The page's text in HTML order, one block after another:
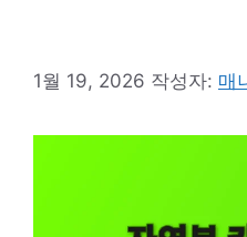
1월 19, 2026 작성자: 매